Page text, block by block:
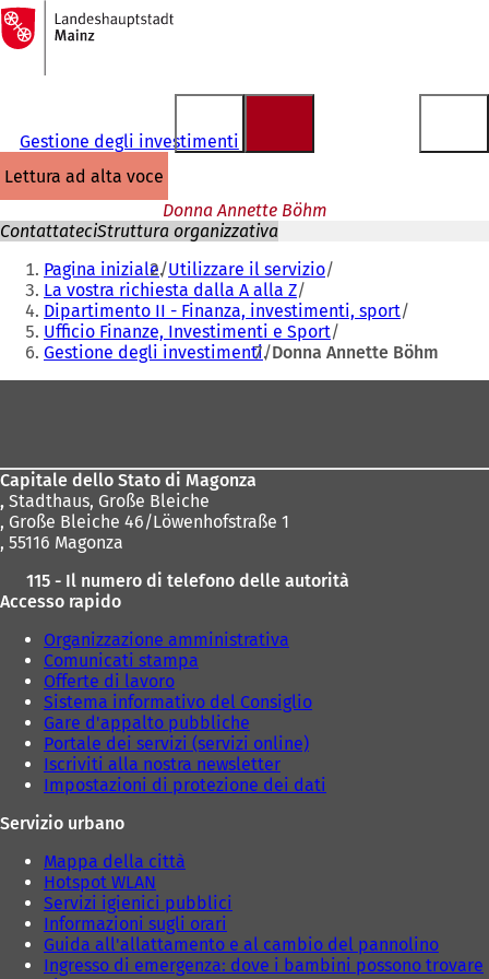
Vai al contenuto
Alla
pagina
iniziale
Gestione degli investimenti
lettura ad alta voce
Donna Annette Böhm
ContattateciStruttura organizzativa
Siete
qui:
Pagina iniziale Utilizzare il servizio
La vostra richiesta dalla A alla Z
Dipartimento II - Finanza, investimenti, sport
Ufficio Finanze, Investimenti e Sport
Gestione degli investimenti Donna Annette Böhm
Capitale dello Stato di Magonza
, Stadthaus, Große Bleiche
, Große Bleiche 46/Löwenhofstraße 1
, 55116 Magonza
115 - Il numero di telefono delle autorità
Accesso rapido
Organizzazione amministrativa
Comunicati stampa
Offerte di lavoro
Sistema informativo del Consiglio
Gare d'appalto pubbliche
Portale dei servizi (servizi online)
Iscriviti alla nostra newsletter
Impostazioni di protezione dei dati
Servizio urbano
Mappa della città
Hotspot WLAN
Servizi igienici pubblici
Informazioni sugli orari
Guida all'allattamento e al cambio del pannolino
Ingresso di emergenza: dove i bambini possono trovare